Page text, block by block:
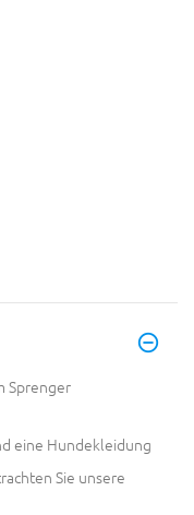
Sprenger
eine Hundekleidung
Sie unsere